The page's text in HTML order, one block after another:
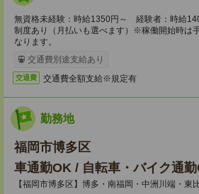
無資格未経験：時給1350円～ 経験者：時給
制度あり（月払いも選べます）※稼働開始時は
なります。
交通費別途支給あり
交通費 交通費全額支給※規定有
勤務地
福岡市博多区
車通勤OK / 自転車・バイク通
【福岡市博多区】博多・南福岡・中洲川端・東